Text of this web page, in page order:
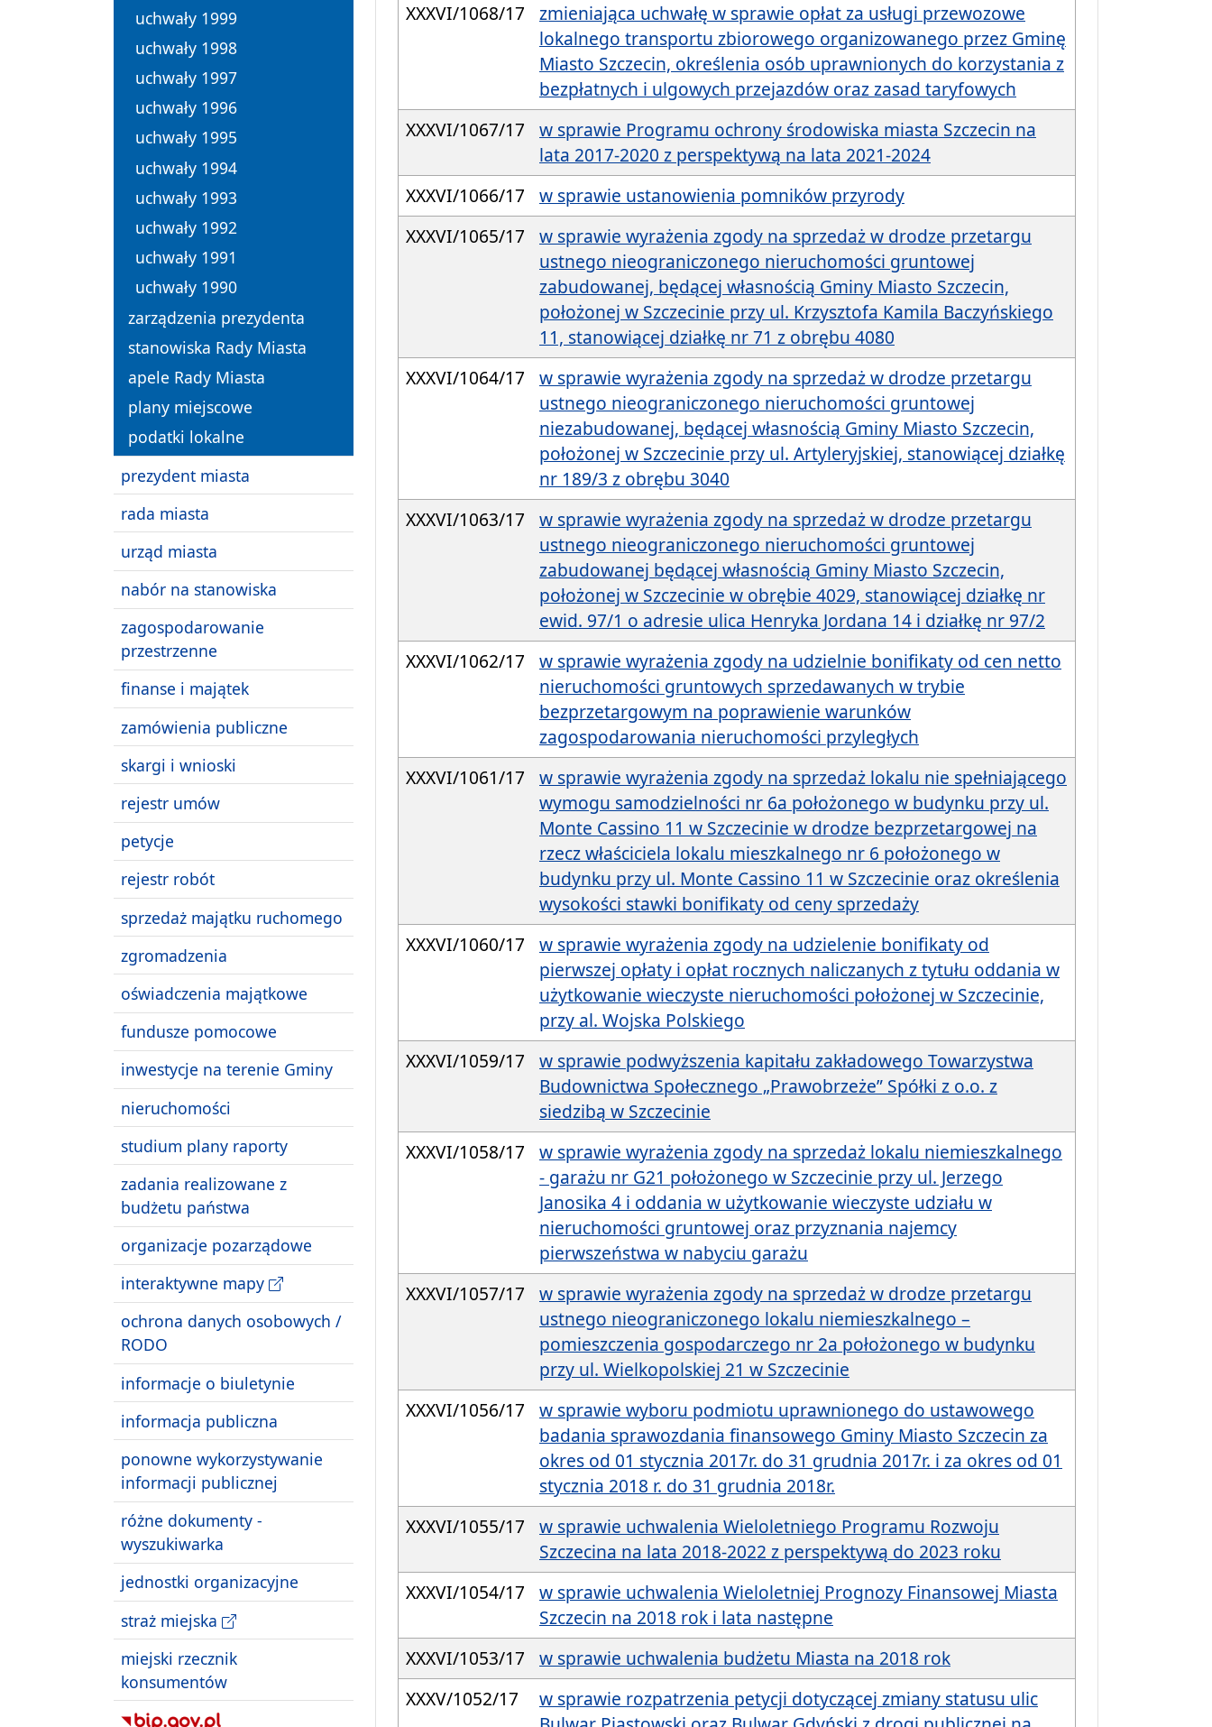
uchwały 1999
uchwały 1998
uchwały 1997
uchwały 1996
uchwały 1995
uchwały 1994
uchwały 1993
uchwały 1992
uchwały 1991
uchwały 1990
zarządzenia prezydenta
stanowiska Rady Miasta
apele Rady Miasta
plany miejscowe
podatki lokalne
prezydent miasta
rada miasta
urząd miasta
nabór na stanowiska
zagospodarowanie
przestrzenne
finanse i majątek
zamówienia publiczne
skargi i wnioski
rejestr umów
petycje
rejestr robót
sprzedaż majątku ruchomego
zgromadzenia
oświadczenia majątkowe
fundusze pomocowe
inwestycje na terenie Gminy
nieruchomości
studium plany raporty
zadania realizowane z
budżetu państwa
organizacje pozarządowe
interaktywne mapy
ochrona danych osobowych /
RODO
informacje o biuletynie
informacja publiczna
ponowne wykorzystywanie
informacji publicznej
różne dokumenty -
wyszukiwarka
jednostki organizacyjne
straż miejska
miejski rzecznik
konsumentów
XXXVI/1068/17
zmieniająca uchwałę w sprawie opłat za usługi przewozowe
lokalnego transportu zbiorowego organizowanego przez Gminę
Miasto Szczecin, określenia osób uprawnionych do korzystania z
bezpłatnych i ulgowych przejazdów oraz zasad taryfowych
XXXVI/1067/17
w sprawie Programu ochrony środowiska miasta Szczecin na
lata 2017-2020 z perspektywą na lata 2021-2024
XXXVI/1066/17
w sprawie ustanowienia pomników przyrody
XXXVI/1065/17
w sprawie wyrażenia zgody na sprzedaż w drodze przetargu
ustnego nieograniczonego nieruchomości gruntowej
zabudowanej, będącej własnością Gminy Miasto Szczecin,
położonej w Szczecinie przy ul. Krzysztofa Kamila Baczyńskiego
11, stanowiącej działkę nr 71 z obrębu 4080
XXXVI/1064/17
w sprawie wyrażenia zgody na sprzedaż w drodze przetargu
ustnego nieograniczonego nieruchomości gruntowej
niezabudowanej, będącej własnością Gminy Miasto Szczecin,
położonej w Szczecinie przy ul. Artyleryjskiej, stanowiącej działkę
nr 189/3 z obrębu 3040
XXXVI/1063/17
w sprawie wyrażenia zgody na sprzedaż w drodze przetargu
ustnego nieograniczonego nieruchomości gruntowej
zabudowanej będącej własnością Gminy Miasto Szczecin,
położonej w Szczecinie w obrębie 4029, stanowiącej działkę nr
ewid. 97/1 o adresie ulica Henryka Jordana 14 i działkę nr 97/2
XXXVI/1062/17
w sprawie wyrażenia zgody na udzielnie bonifikaty od cen netto
nieruchomości gruntowych sprzedawanych w trybie
bezprzetargowym na poprawienie warunków
zagospodarowania nieruchomości przyległych
XXXVI/1061/17
w sprawie wyrażenia zgody na sprzedaż lokalu nie spełniającego
wymogu samodzielności nr 6a położonego w budynku przy ul.
Monte Cassino 11 w Szczecinie w drodze bezprzetargowej na
rzecz właściciela lokalu mieszkalnego nr 6 położonego w
budynku przy ul. Monte Cassino 11 w Szczecinie oraz określenia
wysokości stawki bonifikaty od ceny sprzedaży
XXXVI/1060/17
w sprawie wyrażenia zgody na udzielenie bonifikaty od
pierwszej opłaty i opłat rocznych naliczanych z tytułu oddania w
użytkowanie wieczyste nieruchomości położonej w Szczecinie,
przy al. Wojska Polskiego
XXXVI/1059/17
w sprawie podwyższenia kapitału zakładowego Towarzystwa
Budownictwa Społecznego „Prawobrzeże” Spółki z o.o. z
siedzibą w Szczecinie
XXXVI/1058/17
w sprawie wyrażenia zgody na sprzedaż lokalu niemieszkalnego
- garażu nr G21 położonego w Szczecinie przy ul. Jerzego
Janosika 4 i oddania w użytkowanie wieczyste udziału w
nieruchomości gruntowej oraz przyznania najemcy
pierwszeństwa w nabyciu garażu
XXXVI/1057/17
w sprawie wyrażenia zgody na sprzedaż w drodze przetargu
ustnego nieograniczonego lokalu niemieszkalnego –
pomieszczenia gospodarczego nr 2a położonego w budynku
przy ul. Wielkopolskiej 21 w Szczecinie
XXXVI/1056/17
w sprawie wyboru podmiotu uprawnionego do ustawowego
badania sprawozdania finansowego Gminy Miasto Szczecin za
okres od 01 stycznia 2017r. do 31 grudnia 2017r. i za okres od 01
stycznia 2018 r. do 31 grudnia 2018r.
XXXVI/1055/17
w sprawie uchwalenia Wieloletniego Programu Rozwoju
Szczecina na lata 2018-2022 z perspektywą do 2023 roku
XXXVI/1054/17
w sprawie uchwalenia Wieloletniej Prognozy Finansowej Miasta
Szczecin na 2018 rok i lata następne
XXXVI/1053/17
w sprawie uchwalenia budżetu Miasta na 2018 rok
XXXV/1052/17
w sprawie rozpatrzenia petycji dotyczącej zmiany statusu ulic